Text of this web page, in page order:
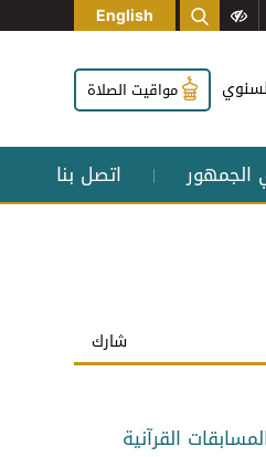
English
مواقيت الصلاة
الجمهور | اتصل بنا
شارك
القرآنية